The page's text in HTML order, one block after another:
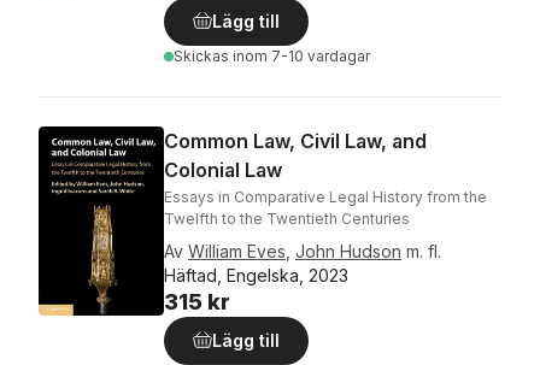
Lägg till
Skickas inom 7-10 vardagar
Common Law, Civil Law, and
Colonial Law
Essays in Comparative Legal History from the
Twelfth to the Twentieth Centuries
Av William Eves John Hudson m. fl.
Häftad, Engelska, 2023
315 kr
Lägg till